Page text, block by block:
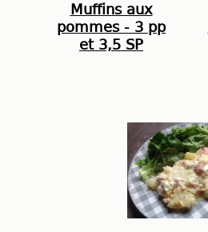
Muffins aux
pommes - 3 pp
et 3,5 SP